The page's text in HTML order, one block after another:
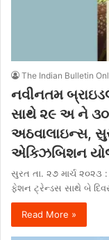
The Indian Bulletin
નવીનતમ
સાથે ૨૯ અ ને ૩૦
અઠવાલાઇન્સ,
એક્ઝિબિશન
સુરત તા. ૨૭ માર્ચ
ફેશન ટ્રેન્ડસ સાથે બે
Read More »